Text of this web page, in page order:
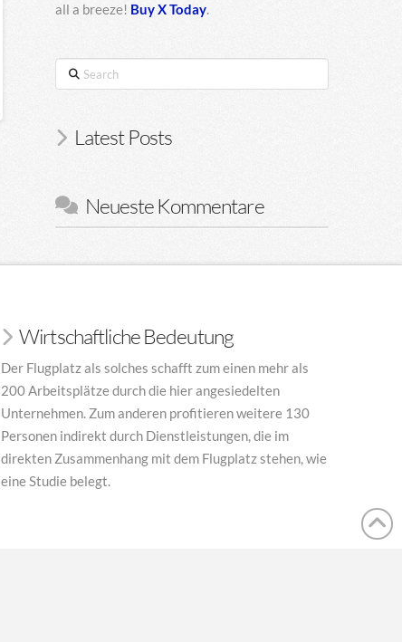
all a breeze! Buy X Today.
Search
Latest Posts
Neueste Kommentare
Wirtschaftliche Bedeutung
Der Flugplatz als solches schafft zum einen mehr als
200 Arbeitsplätze durch die hier angesiedelten
Unternehmen. Zum anderen profitieren weitere 130
Personen indirekt durch Dienstleistungen, die im
direkten Zusammenhang mit dem Flugplatz stehen, wie
eine Studie belegt.